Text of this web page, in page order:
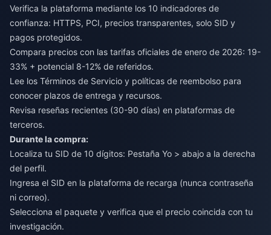
Verifica la plataforma mediante los 10 indicadores de
confianza: HTTPS, PCI, precios transparentes, solo SID y
pagos protegidos.
Compara precios con las tarifas oficiales de enero de 2026: 19-
33% + potencial 8-12% de referidos.
Lee los Términos de Servicio y políticas de reembolso para
conocer plazos de entrega y recursos.
Revisa reseñas recientes (30-90 días) en plataformas de
terceros.
Durante la compra:
Localiza tu SID de 10 dígitos: Pestaña Yo > abajo a la derecha
del perfil.
Ingresa el SID en la plataforma de recarga (nunca contraseña
ni correo).
Selecciona el paquete y verifica que el precio coincida con tu
investigación.